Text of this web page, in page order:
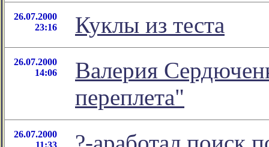
26.07.2000
23:16
Куклы из теста
26.07.2000
14:06
Валерия
переплета"
26.07.2000
11:33